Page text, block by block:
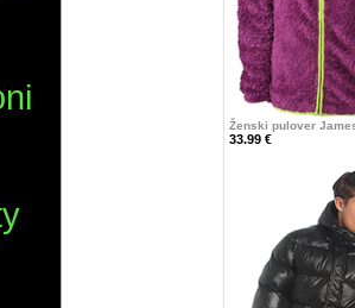
Ženski pulover
33.99 €